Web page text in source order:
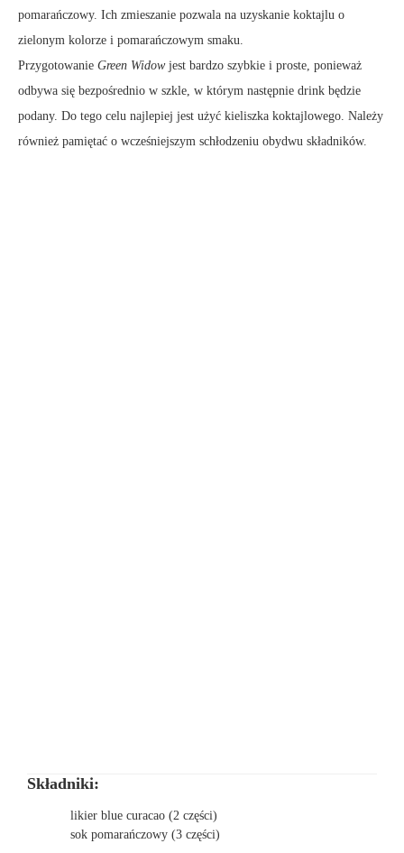
pomarańczowy. Ich zmieszanie pozwala na uzyskanie koktajlu o
zielonym kolorze i pomarańczowym smaku.
Przygotowanie Green Widowjest bardzo szybkie i proste, ponieważ
odbywa się bezpośrednio w szkle, w którym następnie drink będzie
podany. Do tego celu najlepiej jest użyć kieliszka koktajlowego. Należy
również pamiętać o wcześniejszym schłodzeniu obydwu składników.
Składniki:
likier blue curacao (2 części)
sok pomarańczowy (3 części)